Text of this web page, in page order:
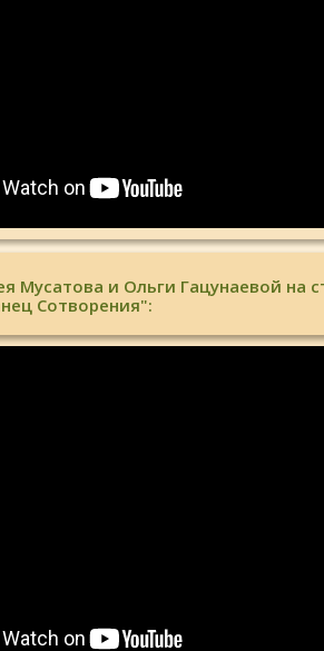
Мусатова и Ольги Гацунаевой на
Сотворения":